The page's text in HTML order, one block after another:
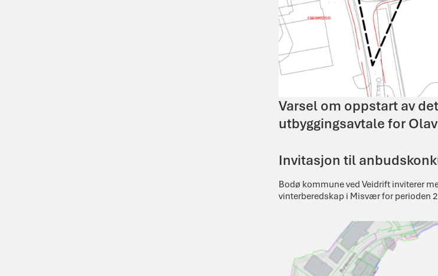
Varsel om oppstart av
utbyggingsavtale for
Invitasjon til
Bodø kommune ved Veidrift inviterer
vinterberedskap i Misvær for perioden